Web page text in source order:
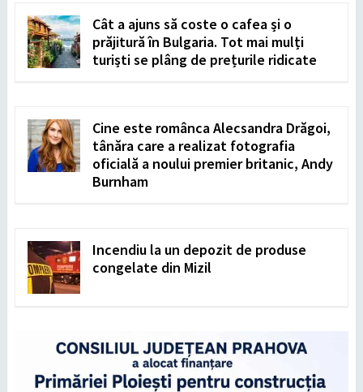
Cât a ajuns să coste o cafea și o
prăjitură în Bulgaria. Tot mai mulți
turiști se plâng de prețurile ridicate
Cine este românca Alecsandra Drăgoi,
tânăra care a realizat fotografia
oficială a noului premier britanic, Andy
Burnham
Incendiu la un depozit de produse
congelate din Mizil